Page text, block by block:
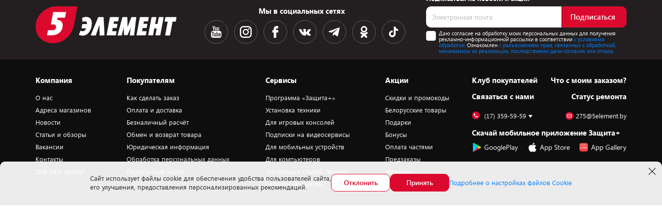
Мы в социальных сетях
Подписаться
Даю согласие на обработку моих персональных данных для получения
рекламно-информационной рассылки в соответствиис условиями
обработки. Ознакомлен с разъяснением прав, связанных с обработкой,
механизмом их реализации, последствиями дачи согласия или отказа.
Компания
О нас
Адреса магазинов
Новости
Статьи и обзоры
Вакансии
Контакты
Покупателям
Как сделать заказ
Оплата и доставка
Безналичный расчёт
Обмен и возврат товара
Юридическая информация
Обработка персональных данных
Сервисы
Программа «Защита+»
Установка техники
Для игровых консолей
Подписки на видеосервисы
Для мобильных устройств
Для компьютеров
Сервисные центры
Акции
Скидки и промокоды
Белорусские товары
Подарки
Бонусы
Оплата частями
Предзаказы
Клуб покупателей
Cвязаться с нами
Что с моим заказом?
Статус ремонта
(17) 359-59-59 275@5element.by
Скачай мобильное приложение Защита+
GooglePlay App Store App Gallery
Cайт использует файлы cookie для обеспечения удобства пользователей сайта,
его улучшения, предоставления персонализированных рекомендаций.
Отклонить Принять Подробнее о настройках файлов Cookie